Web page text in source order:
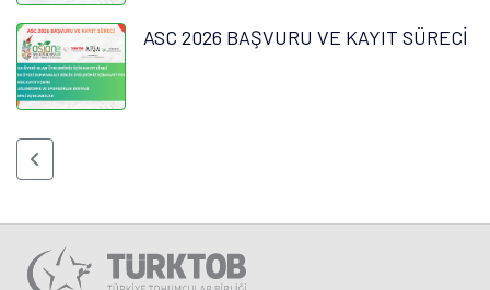
ASC 2026 BAŞVURU VE KAYIT SÜRECİ